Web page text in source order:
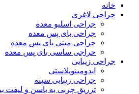
خانه
جراحی لاغری
جراحی اسلیو معده
جراحی بای پس معده
جراحی مینی بای پس معده
حراجی ساسی بای پس معده
جراحی زیبایی
ابدومینوپلاستی
جراحی زیبایی سینه
تزریق چربی به باسن و لیفت